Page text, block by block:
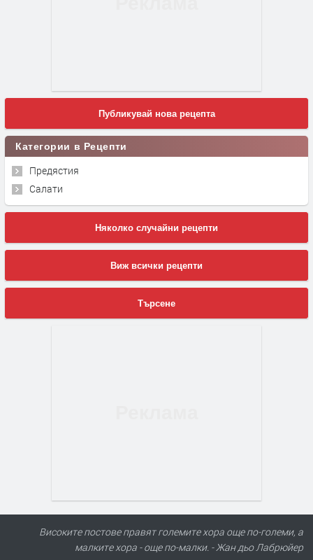
Публикувай нова рецепта
Категории в Рецепти
Предястия
Салати
Няколко случайни рецепти
Виж всички рецепти
Търсене
Високите постове правят големите хора още по-големи, а
малките хора - още по-малки. - Жан дьо Лабрюйер